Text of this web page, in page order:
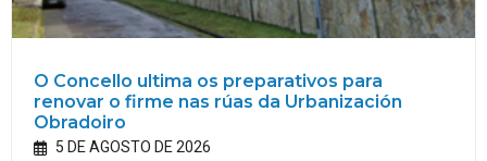
O Concello ultima os preparativos para
renovar o firme nas rúas da Urbanización
Obradoiro
5 DE AGOSTO DE 2026